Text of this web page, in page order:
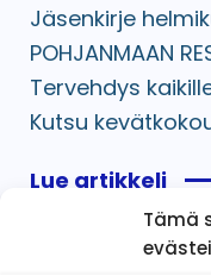
Tämä
Jäsenkirje
POHJANMAAN
Tervehdys
Kutsu
Lue artikkeli